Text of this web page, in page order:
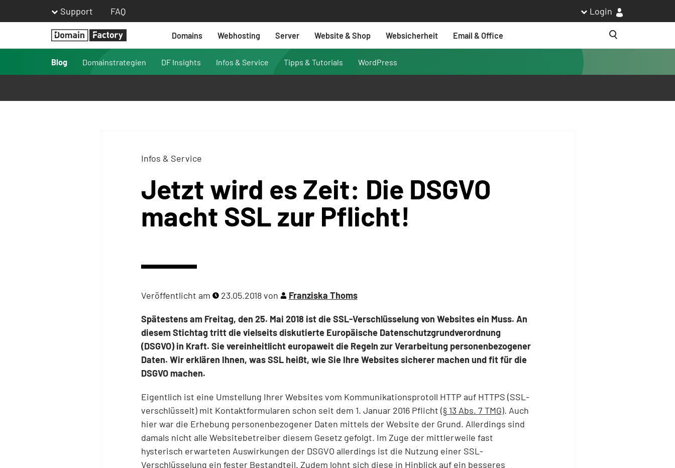
Support FAQ Login
Homepage
Domains Webhosting Server Website & Shop Websicherheit
Email & Office
Suche
Blog
Domainstrategien DF Insights Infos & Service Tipps & Tutorials WordPress
Infos & Service
Jetzt wird es Zeit: Die DSGVO
macht SSL zur Pflicht!
Veröffentlicht am 23.05.2018von Franziska Thoms
Spätestens am Freitag, den 25. Mai 2018 ist die SSL-Verschlüsselung von Websites ein Muss. An
diesem Stichtag tritt die vielseits diskutierte Europäische Datenschutzgrundverordnung
(DSGVO) in Kraft. Sie vereinheitlicht europaweit die Regeln zur Verarbeitung personenbezogener
Daten. Wir erklären Ihnen, was SSL heißt, wie Sie Ihre Websites sicherer machen und fit für die
DSGVO machen.
Eigentlich ist eine Umstellung Ihrer Websites vom Kommunikationsprotoll HTTP auf HTTPS (SSL-
verschlüsselt) mit Kontaktformularen schon seit dem 1. Januar 2016 Pflicht (§ 13 Abs. 7 TMG). Auch
hier war die Erhebung personenbezogener Daten mittels der Website der Grund. Allerdings sind
damals nicht alle Websitebetreiber diesem Gesetz gefolgt. Im Zuge der mittlerweile fast
hysterisch erwarteten Auswirkungen der DSGVO allerdings ist die Nutzung einer SSL-
Verschlüsselung ein fester Bestandteil. Zudem lohnt sich diese in Hinblick auf ein besseres